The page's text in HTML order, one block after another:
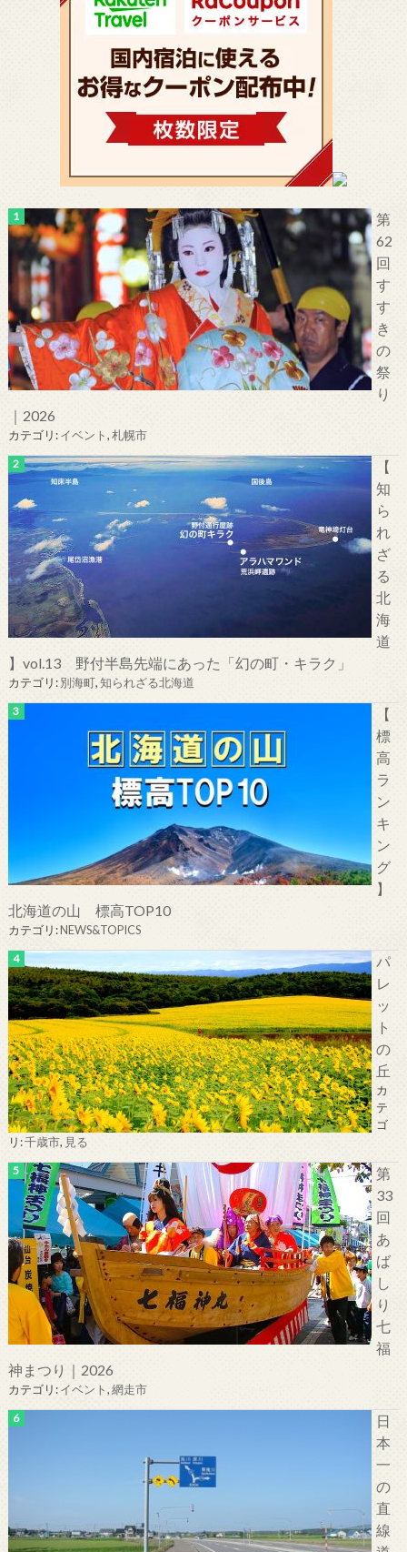
第
62
回
す
す
き
の
祭
り
｜2026
カテゴリ:イベント,札幌市
【
知
ら
れ
ざ
る
北
海
道
】vol.13 野付半島先端にあった「幻の町・キラク」
カテゴリ:別海町,知られざる北海道
【
標
高
ラ
ン
キ
ン
グ
】
北海道の山 標高TOP10
カテゴリ:NEWS&TOPICS
パ
レ
ッ
ト
の
丘
カ
テ
ゴ
リ:千歳市, 見る
第
33
回
あ
ば
し
り
七
福
神まつり｜2026
カテゴリ:イベント,網走市
日
本
一
の
直
線